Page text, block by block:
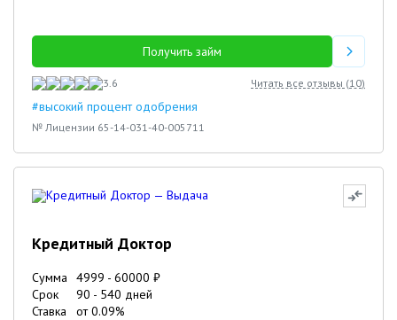
Получить займ
3.6 Читать все отзывы (10)
#высокий процент одобрения
№ Лицензии 65-14-031-40-005711
Кредитный Доктор
Сумма 4999 - 60000 ₽
Срок
90 - 540 дней
Ставка
от0.09%